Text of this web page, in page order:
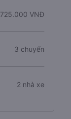
725.000 VNĐ
3 chuyến
2 nhà xe